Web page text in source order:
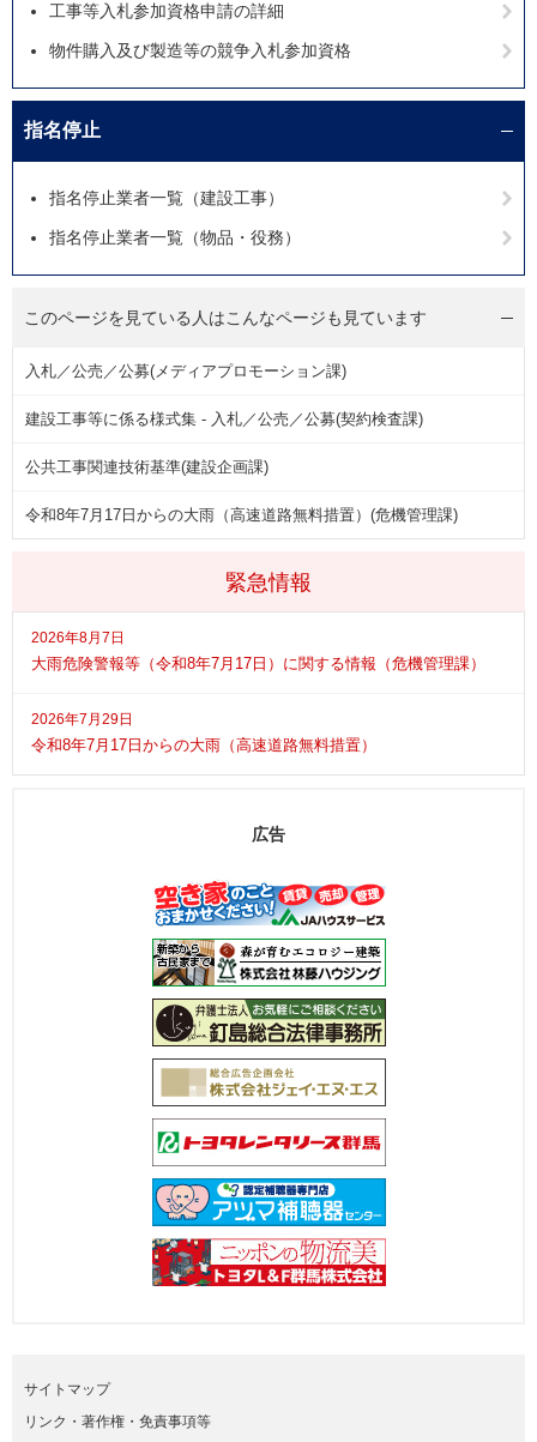
緊急情報
2026年8月7日
大雨危険警報等（令和8年7月17日）に関する情報（危機管理課）
2026年7月29日
令和8年7月17日からの大雨（高速道路無料措置）
工事等入札参加資格申請の詳細
物件購入及び製造等の競争入札参加資格
指名停止
指名停止業者一覧（建設工事）
指名停止業者一覧（物品・役務）
このページを見ている人はこんなページも見ています
入札／公売／公募(メディアプロモーション課)
建設工事等に係る様式集 - 入札／公売／公募(契約検査課)
公共工事関連技術基準(建設企画課)
令和8年7月17日からの大雨（高速道路無料措置）(危機管理課)
広告
サイトマップ
リンク・著作権・免責事項等